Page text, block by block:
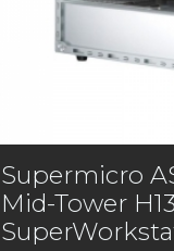
Supermicro
Mid-Tower